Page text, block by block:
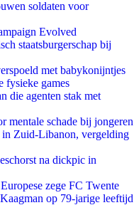
soldaten voor
Evolved
staatsburgerschap bij
met babykonijntjes
fysieke games
die agenten stak met
mentale schade bij jongeren
Zuid-Libanon, vergelding
na dickpic in
zege FC Twente
op 79-jarige leeftijd